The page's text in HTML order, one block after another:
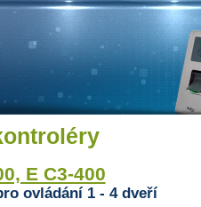
E C3-400
ovládání 1 - 4 dveří